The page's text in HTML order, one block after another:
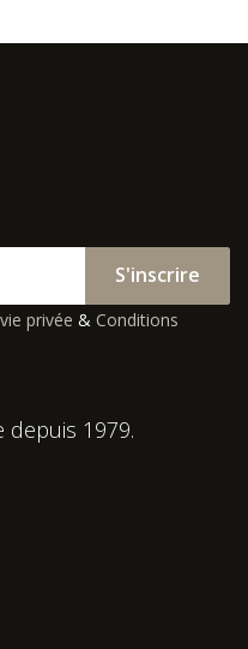
S'inscrire
privée & Conditions
depuis 1979.